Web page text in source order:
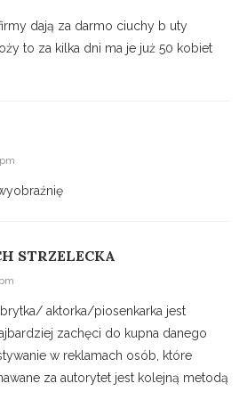
dają za darmo ciuchy b uty
to za kilka dni ma je już 50 kobiet
STRZELECKA
aktorka/piosenkarka jest
zachęci do kupna danego
w reklamach osób, które
za autorytet jest kolejną metodą